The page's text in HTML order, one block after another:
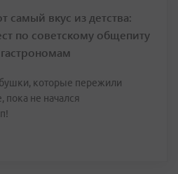
самый вкус из детства:
по советскому общепиту
которые пережили
пока не начался